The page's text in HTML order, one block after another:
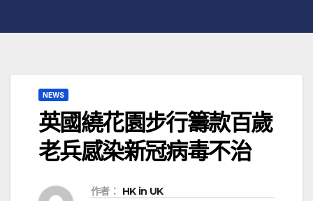
NEWS
英國繞花園步行籌款百歲
老兵感染新冠病毒不治
作者： HK in UK